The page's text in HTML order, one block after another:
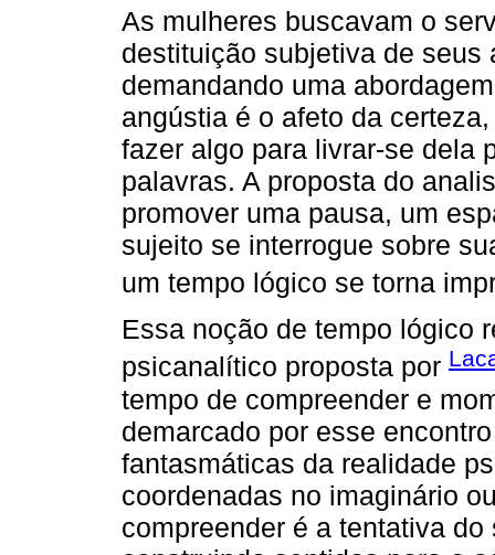
As mulheres buscavam o
destituição subjetiva de
demandando uma
angústia é o afeto da
fazer algo para livrar-se dela
palavras. A proposta do
promover uma pausa, um
sujeito se interrogue sobre
um tempo lógico se torna
Essa noção de tempo lógico
psicanalítico proposta por
tempo de compreender e
demarcado por esse
fantasmáticas da realidade
coordenadas no imaginário
compreender é a tentativa